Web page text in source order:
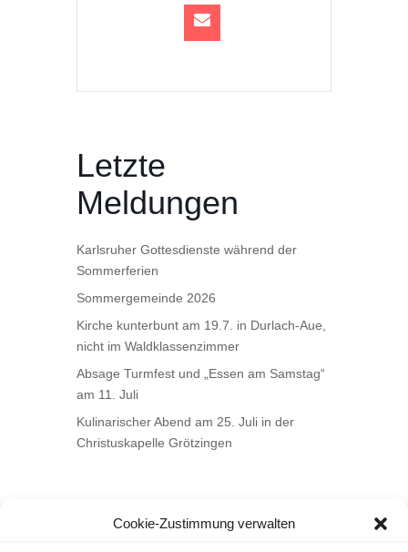
Cookie-Zustimmung verwalten
Letzte
Meldungen
Karlsruher Gottesdienste während der
Sommerferien
Sommergemeinde 2026
Kirche kunterbunt am 19.7. in Durlach-Aue,
nicht im Waldklassenzimmer
Absage Turmfest und „Essen am Samstag“
am 11. Juli
Kulinarischer Abend am 25. Juli in der
Christuskapelle Grötzingen